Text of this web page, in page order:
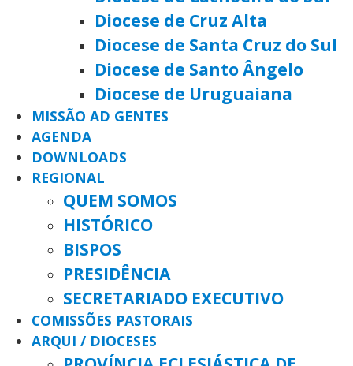
Diocese de Cruz Alta
Diocese de Santa Cruz do Sul
Diocese de Santo Ângelo
Diocese de Uruguaiana
MISSÃO AD GENTES
AGENDA
DOWNLOADS
REGIONAL
QUEM SOMOS
HISTÓRICO
BISPOS
PRESIDÊNCIA
SECRETARIADO EXECUTIVO
COMISSÕES PASTORAIS
ARQUI / DIOCESES